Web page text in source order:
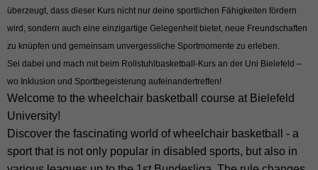
überzeugt, dass dieser Kurs nicht nur deine sportlichen Fähigkeiten fördern
wird, sondern auch eine einzigartige Gelegenheit bietet, neue Freundschaften
zu knüpfen und gemeinsam unvergessliche Sportmomente zu erleben.
Sei dabei und mach mit beim Rollstuhlbasketball-Kurs an der Uni Bielefeld –
wo Inklusion und Sportbegeisterung aufeinandertreffen!
Welcome to the wheelchair basketball course at Bielefeld
University!
Discover the fascinating world of wheelchair basketball - a
sport that is not only popular in disabled sports, but also in